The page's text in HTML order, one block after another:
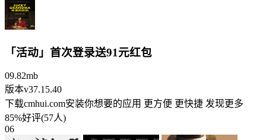
「活动」首次登录送91元红包
09.82mb
版本v37.15.40
下载cmhui.com安装你想要的应用 更方便 更快捷 发现更多
85%好评(57人)
06